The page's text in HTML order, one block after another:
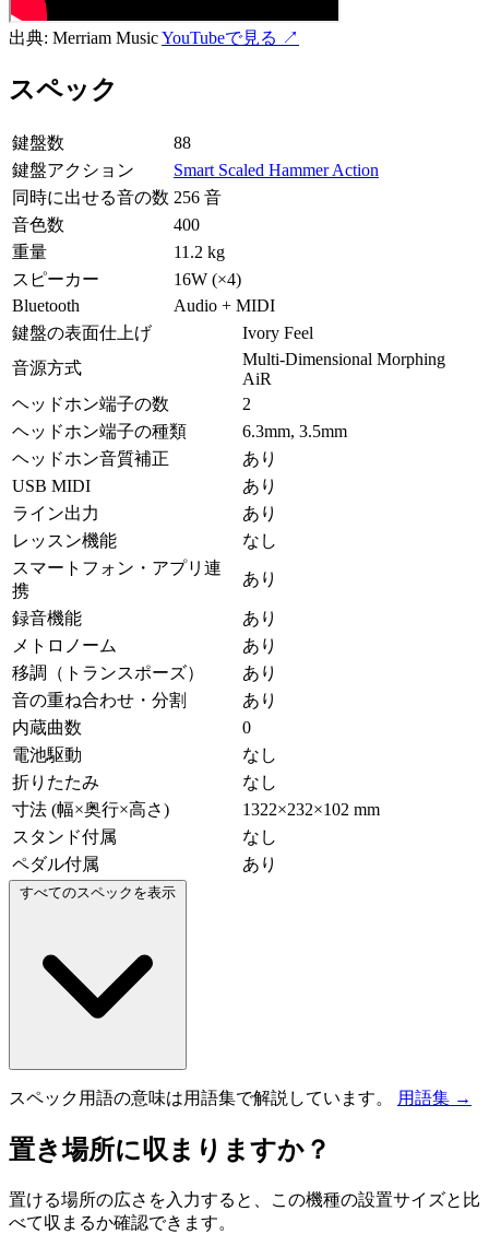
出典: Merriam MusicYouTubeで見る ↗
スペック
鍵盤数
88
鍵盤アクション
Smart Scaled Hammer Action
同時に出せる音の数 256 音
音色数
400
重量
11.2 kg
スピーカー
16W (×4)
Bluetooth
Audio + MIDI
鍵盤の表面仕上げ
Ivory Feel
音源方式
Multi-Dimensional Morphing
AiR
ヘッドホン端子の数
2
ヘッドホン端子の種類
6.3mm, 3.5mm
ヘッドホン音質補正
あり
USB MIDI
あり
ライン出力
あり
レッスン機能
なし
スマートフォン・アプリ連
携
あり
録音機能
あり
メトロノーム
あり
移調（トランスポーズ）
あり
音の重ね合わせ・分割
あり
内蔵曲数
0
電池駆動
なし
折りたたみ
なし
寸法 (幅×奥行×高さ)
1322×232×102 mm
スタンド付属
なし
ペダル付属
あり
すべてのスペックを表示
スペック用語の意味は用語集で解説しています。 用語集 →
置き場所に収まりますか？
置ける場所の広さを入力すると、この機種の設置サイズと比
べて収まるか確認できます。